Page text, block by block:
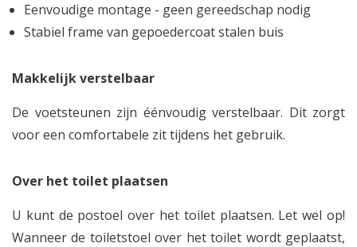
Eenvoudige montage - geen gereedschap nodig
Stabiel frame van gepoedercoat stalen buis
Makkelijk verstelbaar
De voetsteunen zijn éénvoudig verstelbaar. Dit zorgt
voor een comfortabele zit tijdens het gebruik.
Over het toilet plaatsen
U kunt de postoel over het toilet plaatsen. Let wel op!
Wanneer de toiletstoel over het toilet wordt geplaatst,